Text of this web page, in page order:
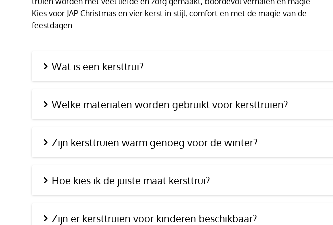
Kies voor JAP Christmas en vier kerst in stijl, comfort en met de magie van de
feestdagen.
Wat is een kersttrui?
Welke materialen worden gebruikt voor kersttruien?
Zijn kersttruien warm genoeg voor de winter?
Hoe kies ik de juiste maat kersttrui?
Zijn er kersttruien voor kinderen beschikbaar?